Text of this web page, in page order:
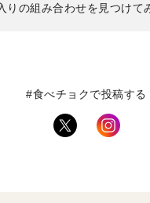
りの組み合わせを見つけて
#食べチョクで投稿する